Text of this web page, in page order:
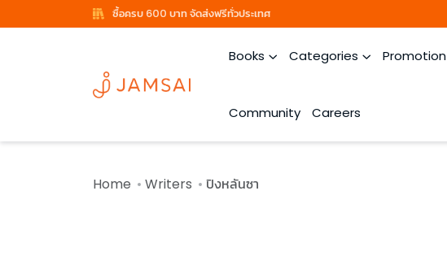
ซื้อครบ 600 บาท จัดส่งฟรีทั่วประเทศ
Books Categories Promotion
Community Careers
Home Writers ปิงหลันซา